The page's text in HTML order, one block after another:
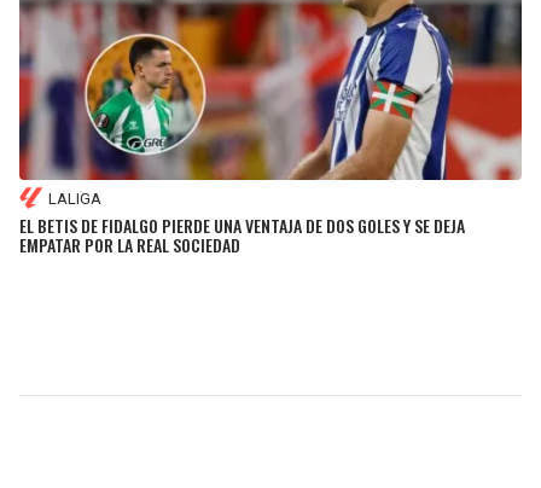
LALIGA
EL BETIS DE FIDALGO PIERDE UNA VENTAJA DE DOS GOLES Y SE DEJA
EMPATAR POR LA REAL SOCIEDAD